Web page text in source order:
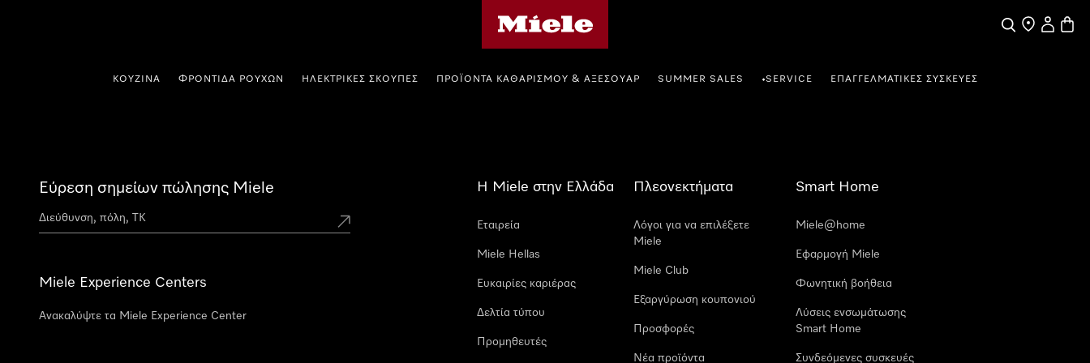
Αναζήτηση
Εύρεση
Ο
ΚΟΥΖΊΝΑ ΦΡΟΝΤΊΔΑ ΡΟΎΧΩΝ ΗΛΕΚΤΡΙΚΈΣ ΣΚΟΎΠΕΣ ΠΡΟΪΌΝΤΑ ΚΑΘΑΡΙΣΜΟΎ & ΑΞΕΣΟΥΆΡ SUMMER SALES •SERVICE ΕΠΑΓΓΕΛΜΑΤΙΚΈΣ ΣΥΣΚΕΥΈΣ
Εύρεση σημείων πώλησης Miele
Miele Experience Centers
Ανακαλύψτε τα Miele Experience Center
Η Miele στην Ελλάδα
Εταιρεία
Miele Hellas
Ευκαιρίες καριέρας
Δελτία τύπου
Προμηθευτές
Πλεονεκτήματα
Λόγοι για να επιλέξετε
Miele
Miele Club
Εξαργύρωση κουπονιού
Προσφορές
Νέα προϊόντα
Smart Home
Miele@home
Εφαρμογή Miele
Φωνητική βοήθεια
Λύσεις ενσωμάτωσης
Smart Home
Συνδεόμενες συσκευές